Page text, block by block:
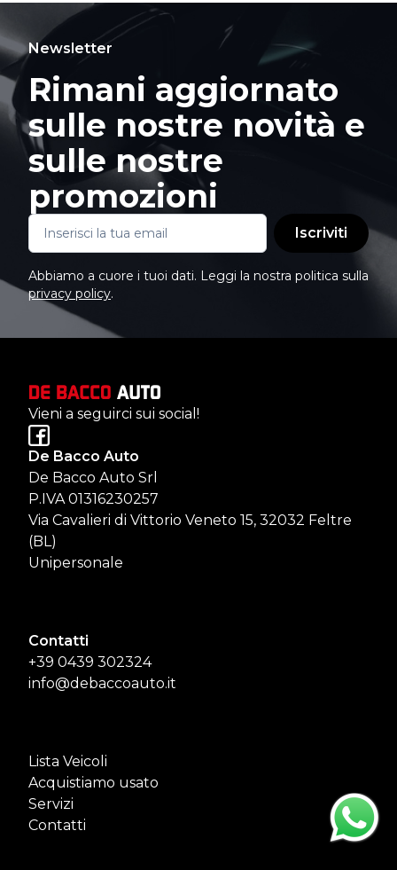
Newsletter
Rimani aggiornato
sulle nostre novità e
sulle nostre
promozioni
Iscriviti
Abbiamo a cuore i tuoi dati. Leggi la nostra politica sulla
privacy policy.
Vieni a seguirci sui social!
De Bacco Auto
De Bacco Auto Srl
P.IVA 01316230257
Via Cavalieri di Vittorio Veneto 15, 32032 Feltre
(BL)
Unipersonale
Contatti
+39 0439 302324
info@debaccoauto.it
Lista Veicoli
Acquistiamo usato
Servizi
Contatti